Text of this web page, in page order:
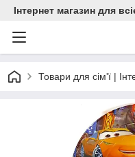
Інтернет магазин для
Товари для сім'ї |